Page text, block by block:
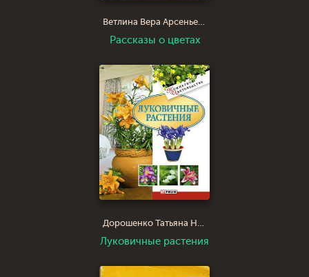
Ветлина Вера Арсеньевна
Рассказы о цветах
Дорошенко Татьяна Николаевна
Луковичные растения